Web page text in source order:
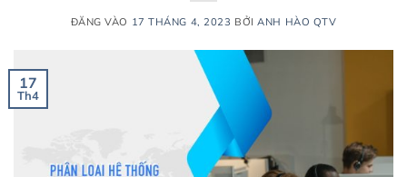
ĐĂNG VÀO 17 THÁNG 4, 2023 BỞIANH HÀO QTV
17
Th4